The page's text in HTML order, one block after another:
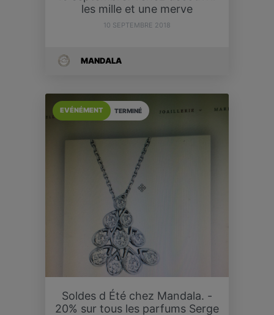
les mille et une merve
10 SEPTEMBRE 2018
MANDALA
TERMINÉ
EVÉNÉMENT
Soldes d Été chez Mandala. -
20% sur tous les parfums Serge